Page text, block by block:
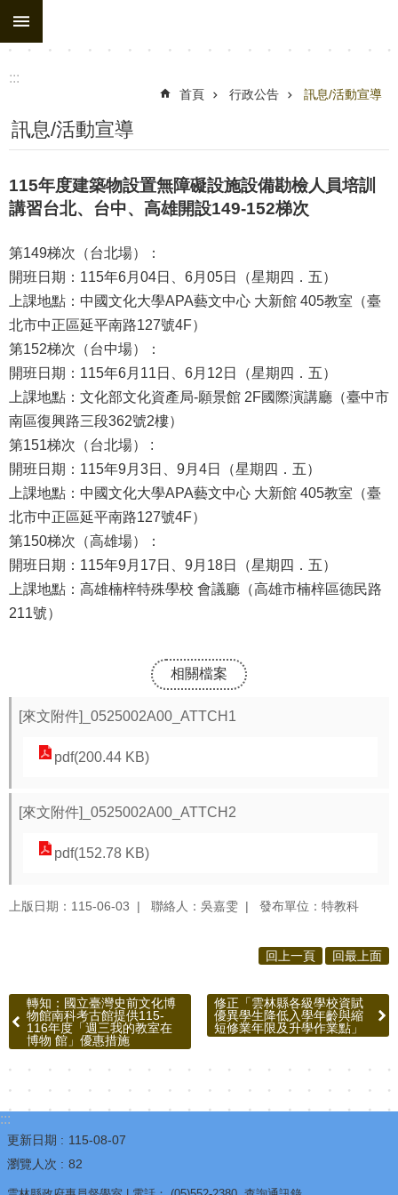
跳到主要內容區塊
搜
尋
處
務
織
政
公
告
行
政
填
報
通
報
專
區
資
安
相
縣
林
學
成
果
台
公
:::
首頁 行政公告 訊息/活動宣導
訊息/活動宣導
115年度建築物設置無障礙設施設備勘檢人員培訓
講習台北、台中、高雄開設149-152梯次
第149梯次（台北場）：
開班日期：115年6月04日、6月05日（星期四．五）
上課地點：中國文化大學APA藝文中心 大新館 405教室（臺
北市中正區延平南路127號4F）
第152梯次（台中場）：
開班日期：115年6月11日、6月12日（星期四．五）
上課地點：文化部文化資產局-願景館 2F國際演講廳（臺中市
南區復興路三段362號2樓）
第151梯次（台北場） :
開班日期：115年9月3日、9月4日（星期四．五）
上課地點：中國文化大學APA藝文中心 大新館 405教室（臺
北市中正區延平南路127號4F）
第150梯次（高雄場）：
開班日期：115年9月17日、9月18日（星期四．五）
上課地點：高雄楠梓特殊學校 會議廳（高雄市楠梓區德民路
211號）
相關檔案
[來文附件]_0525002A00_ATTCH1
pdf(200.44 KB)
[來文附件]_0525002A00_ATTCH2
pdf(152.78 KB)
上版日期：115-06-03 聯絡人：吳嘉雯 發布單位：特教科
回上一頁 回最上面
轉知：國立臺灣史前文化博
物館南科考古館提供115-
116年度「週三我的教室在
博物 館」優惠措施
修正「雲林縣各級學校資賦
優異學生降低入學年齡與縮
短修業年限及升學作業點」
:::
更新日期
115-08-07
瀏覽人次
82